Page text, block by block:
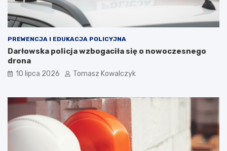
PREWENCJA I EDUKACJA POLICYJNA
Darłowska policja wzbogaciła się o nowoczesnego
drona
10 lipca 2026 Tomasz Kowalczyk